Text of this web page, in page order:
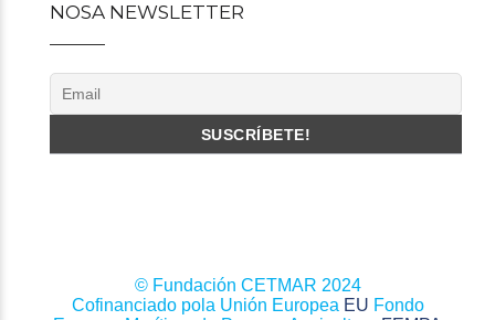
NOSA NEWSLETTER
© Fundación CETMAR 2024
Cofinanciado pola Unión Europea EU Fondo